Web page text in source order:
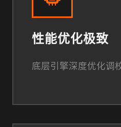
性能优化极致
底层引擎深度优化调